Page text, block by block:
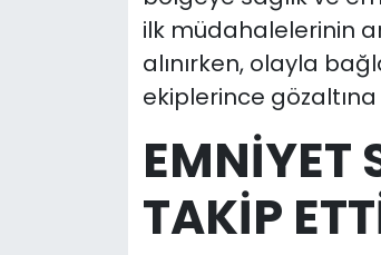
ilk müdahalelerinin
alınırken, olayla
ekiplerince gözaltına
EMNİYET
TAKİP